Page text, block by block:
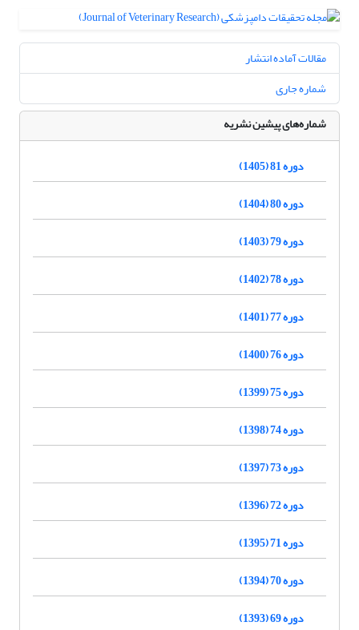
مقالات آماده انتشار
شماره جاری
شماره‌های پیشین نشریه
دوره 81 (1405)
دوره 80 (1404)
دوره 79 (1403)
دوره 78 (1402)
دوره 77 (1401)
دوره 76 (1400)
دوره 75 (1399)
دوره 74 (1398)
دوره 73 (1397)
دوره 72 (1396)
دوره 71 (1395)
دوره 70 (1394)
دوره 69 (1393)